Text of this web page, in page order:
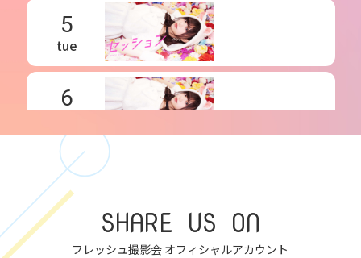
5
tue
6
7
thu
SHARE US ON
フレッシュ撮影会 オフィシャルアカウント